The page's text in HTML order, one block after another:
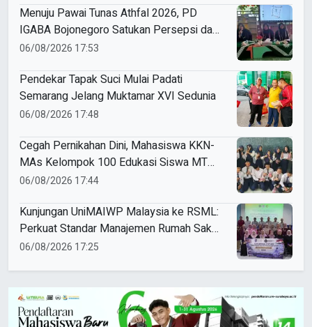
Menuju Pawai Tunas Athfal 2026, PD
IGABA Bojonegoro Satukan Persepsi dan
Utamakan Keselamatan Anak
06/08/2026 17:53
Pendekar Tapak Suci Mulai Padati
Semarang Jelang Muktamar XVI Sedunia
06/08/2026 17:48
Cegah Pernikahan Dini, Mahasiswa KKN-
MAs Kelompok 100 Edukasi Siswa MTS
Miftahul Ulum Tawangsari
06/08/2026 17:44
Kunjungan UniMAIWP Malaysia ke RSML:
Perkuat Standar Manajemen Rumah Sakit
Syariah
06/08/2026 17:25